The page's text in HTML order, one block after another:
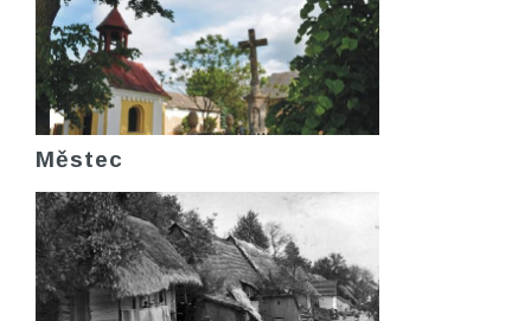
Městec